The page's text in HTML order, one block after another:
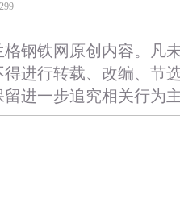
钢铁网原创内容。凡
进行转载、改编、节
进一步追究相关行为